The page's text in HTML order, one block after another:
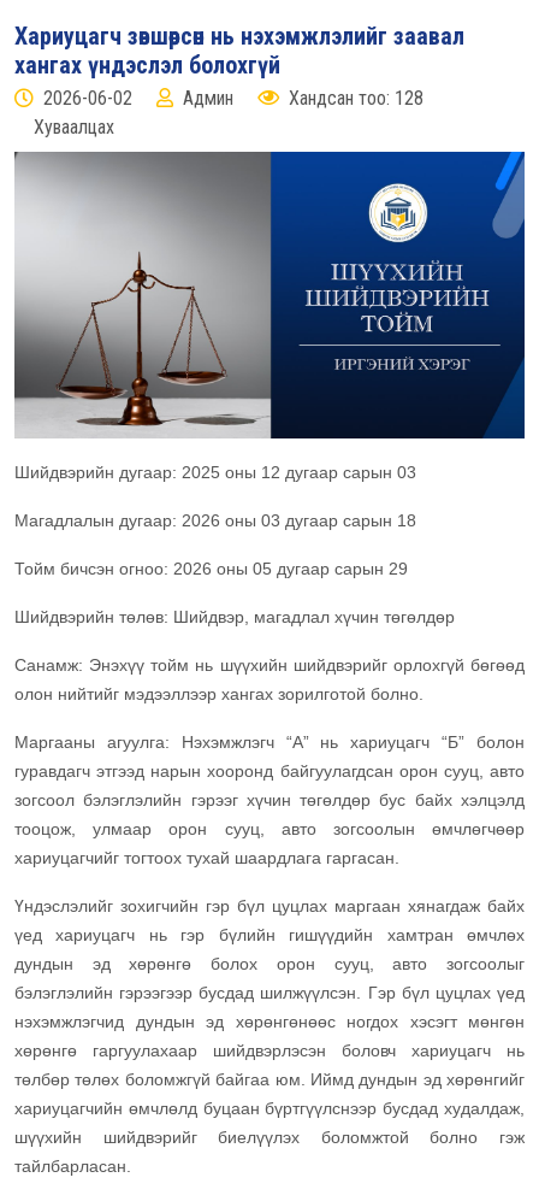
Хариуцагч зөвшөөрсөн нь нэхэмжлэлийг заавал
хангах үндэслэл болохгүй
2026-06-02 Админ
Хандсан тоо: 128
Хуваалцах
Шийдвэрийн дугаар: 2025 оны 12 дугаар сарын 03
Магадлалын дугаар: 2026 оны 03 дугаар сарын 18
Тойм бичсэн огноо: 2026 оны 05 дугаар сарын 29
Шийдвэрийн төлөв: Шийдвэр, магадлал хүчин төгөлдөр
Санамж: Энэхүү тойм нь шүүхийн шийдвэрийг орлохгүй бөгөөд
олон нийтийг мэдээллээр хангах зорилготой болно.
Маргааны агуулга: Нэхэмжлэгч “А” нь хариуцагч “Б” болон
гуравдагч этгээд нарын хооронд байгуулагдсан орон сууц, авто
зогсоол бэлэглэлийн гэрээг хүчин төгөлдөр бус байх хэлцэлд
тооцож, улмаар орон сууц, авто зогсоолын өмчлөгчөөр
хариуцагчийг тогтоох тухай шаардлага гаргасан.
Үндэслэлийг зохигчийн гэр бүл цуцлах маргаан хянагдаж байх
үед хариуцагч нь гэр бүлийн гишүүдийн хамтран өмчлөх
дундын эд хөрөнгө болох орон сууц, авто зогсоолыг
бэлэглэлийн гэрээгээр бусдад шилжүүлсэн. Гэр бүл цуцлах үед
нэхэмжлэгчид дундын эд хөрөнгөнөөс ногдох хэсэгт мөнгөн
хөрөнгө гаргуулахаар шийдвэрлэсэн боловч хариуцагч нь
төлбөр төлөх боломжгүй байгаа юм. Иймд дундын эд хөрөнгийг
хариуцагчийн өмчлөлд буцаан бүртгүүлснээр бусдад худалдаж,
шүүхийн шийдвэрийг биелүүлэх боломжтой болно гэж
тайлбарласан.